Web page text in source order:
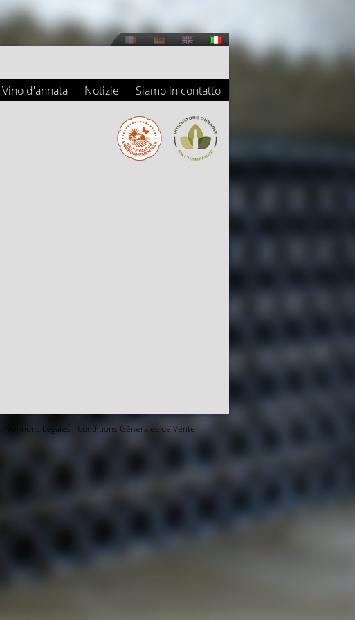
Vino d'annata Notizie Siamo in contatto
Mentions Légales - Conditions Générales de Vente